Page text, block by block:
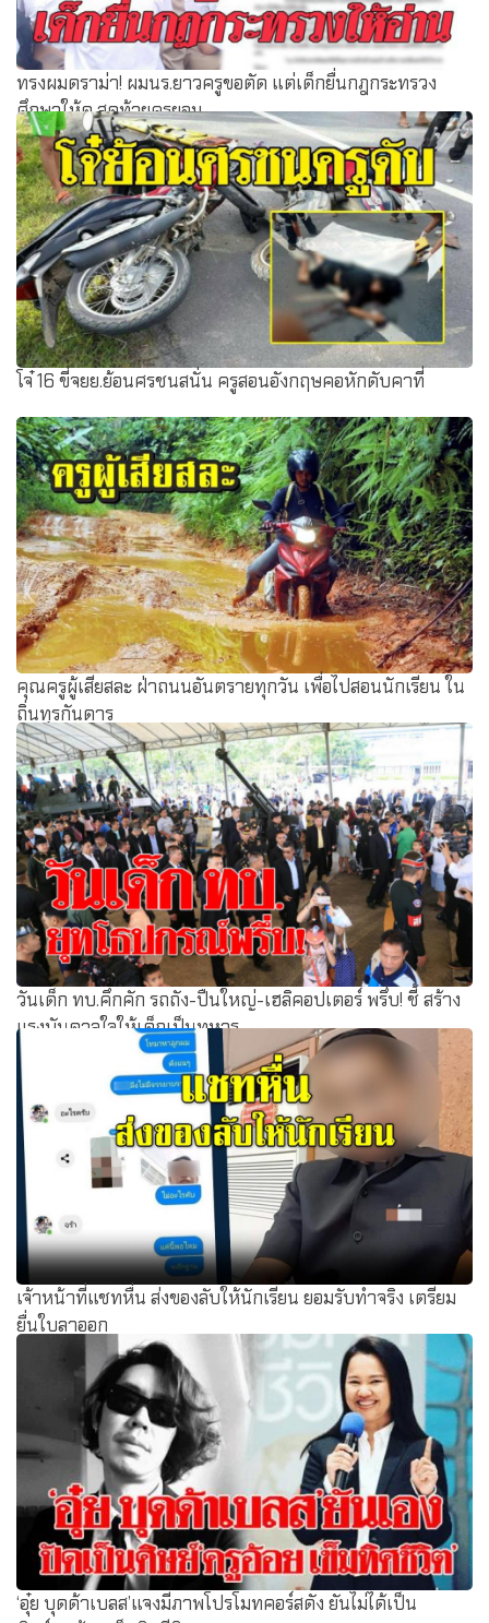
ทรงผมดราม่า! ผมนร.ยาวครูขอตัด แต่เด็กยื่นกฎกระทรวง
ศึกษาให้ดู สุดท้ายครูยอม
โจ๋ 16 ขี่จยย.ย้อนศรชนสนั่น ครูสอนอังกฤษคอหักดับคาที่
คุณครูผู้เสียสละ ฝ่าถนนอันตรายทุกวัน เพื่อไปสอนนักเรียน ใน
ถิ่นทุรกันดาร
วันเด็ก ทบ.คึกคัก รถถัง-ปืนใหญ่-เฮลิคอปเตอร์ พรึ่บ! ชี้ สร้าง
แรงบันดาลใจให้เด็กเป็นทหาร
เจ้าหน้าที่แชทหื่น ส่งของลับให้นักเรียน ยอมรับทำจริง เตรียม
ยื่นใบลาออก
‘อุ๋ย บุดด้าเบลส’แจงมีภาพโปรโมทคอร์สดัง ยันไม่ได้เป็น